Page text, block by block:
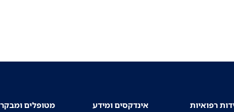
רפואיות אינדקסים ומידע מטופלים